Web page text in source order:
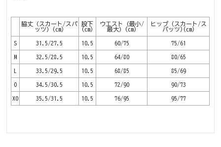
脇丈（スカート/スパ
ッツ）(cm)
股下
(cm)
ウエスト（最小/
最大）(cm)
ヒップ（スカート/ス
パッツ)(cm)
S 31.5/27.5 10.5 60/75 75/61
M 32.5/28.5 10.5 64/80 80/65
33.5/29.5 10.5 68/85 85/69
O 34.5/30.5 10.5 72/90 90/73
XO 35.5/31.5 10.5 76/95 95/77